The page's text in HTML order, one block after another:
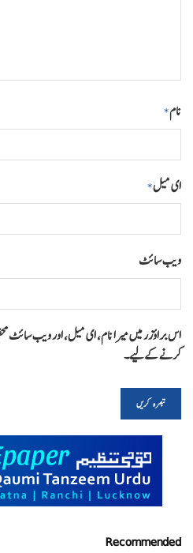
نام*
ای میل*
ویب‌ سائٹ
اس براؤزر میں میرا نام، ای میل، اور ویب سائٹ
کرنے کےلیے۔
Recommended